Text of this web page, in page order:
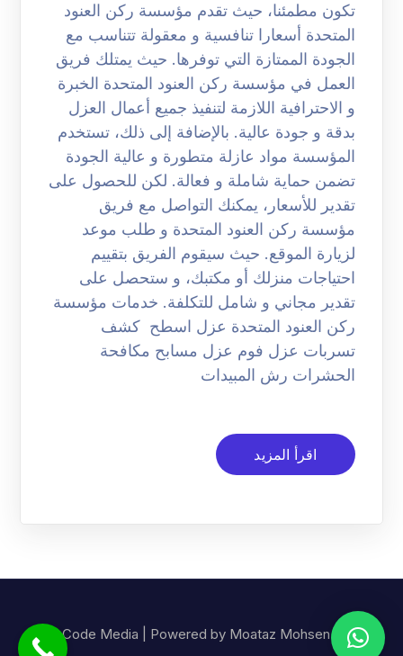
تكون مطمئنا، حيث تقدم مؤسسة ركن العنود
المتحدة أسعارا تنافسية و معقولة تتناسب مع
الجودة الممتازة التي توفرها. حيث يمتلك فريق
العمل في مؤسسة ركن العنود المتحدة الخبرة
و الاحترافية اللازمة لتنفيذ جميع أعمال العزل
بدقة و جودة عالية. بالإضافة إلى ذلك، تستخدم
المؤسسة مواد عازلة متطورة و عالية الجودة
تضمن حماية شاملة و فعالة. لكن للحصول على
تقدير للأسعار، يمكنك التواصل مع فريق
مؤسسة ركن العنود المتحدة و طلب موعد
لزيارة الموقع. حيث سيقوم الفريق بتقييم
احتياجات منزلك أو مكتبك، و ستحصل على
تقدير مجاني و شامل للتكلفة. خدمات مؤسسة
ركن العنود المتحدة عزل اسطح كشف
تسربات عزل فوم عزل مسابح مكافحة
الحشرات رش المبيدات
اقرأ المزيد
© Code Media | Powered by Moataz Mohsen.